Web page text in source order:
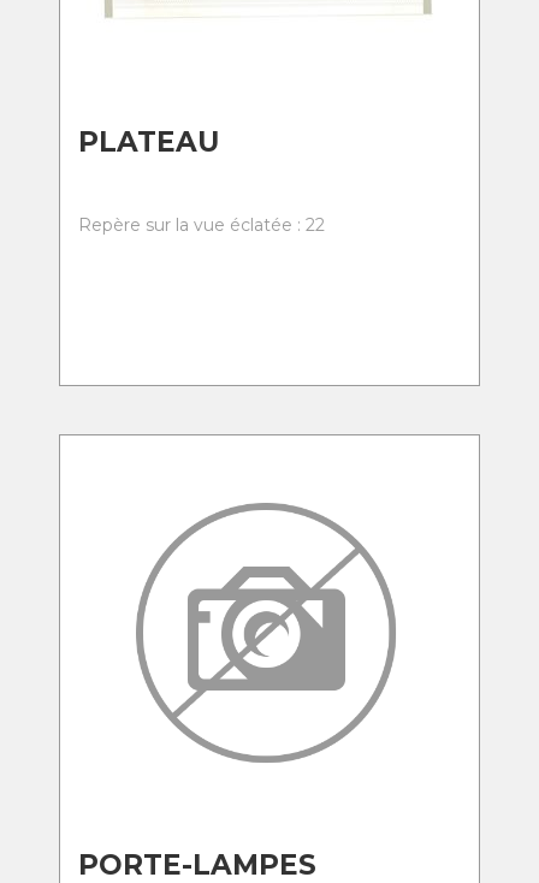
PLATEAU
Repère sur la vue éclatée : 22
PORTE-LAMPES